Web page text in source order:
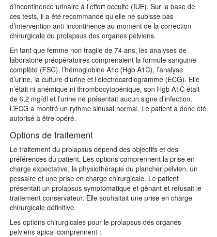
d’incontinence urinaire à l’effort occulte (IUE). Sur la base de
ces tests, il a été recommandé qu’elle ne subisse pas
d’intervention anti-incontinence au moment de la correction
chirurgicale du prolapsus des organes pelviens.
En tant que femme non fragile de 74 ans, les analyses de
laboratoire préopératoires comprenaient la formule sanguine
complète (FSC), l’hémoglobine A1c (Hgb A1C), l’analyse
d’urine, la culture d’urine et l’électrocardiogramme (ECG). Elle
n’était ni anémique ni thrombocytopénique, son Hgb A1C était
de 6,2 mg/dl et l’urine ne présentait aucun signe d’infection.
L’ECG a montré un rythme sinusal normal. Le patient a donc été
autorisé à être opéré.
Options de traitement
Le traitement du prolapsus dépend des objectifs et des
préférences du patient. Les options comprennent la prise en
charge expectative, la physiothérapie du plancher pelvien, un
pessaire et une prise en charge chirurgicale. Le patient
présentait un prolapsus symptomatique et gênant et refusait le
traitement conservateur. Elle souhaitait une prise en charge
chirurgicale définitive.
Les options chirurgicales pour le prolapsus des organes
pelviens apical comprennent :